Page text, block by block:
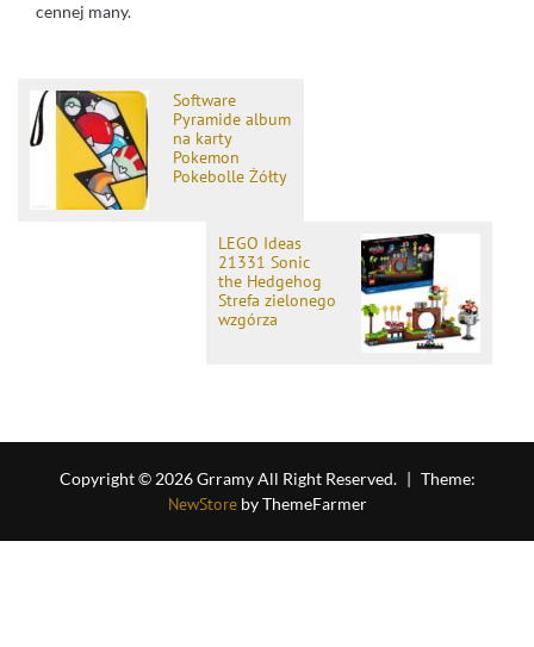
cennej many.
Software
Pyramide album
na karty
Pokemon
Pokebolle Żółty
LEGO Ideas
21331 Sonic
the Hedgehog
Strefa zielonego
wzgórza
Copyright © 2026 Grramy All Right Reserved. Theme:
NewStoreby ThemeFarmer